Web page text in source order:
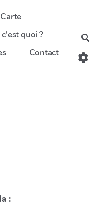
quoi ?
Contact
: